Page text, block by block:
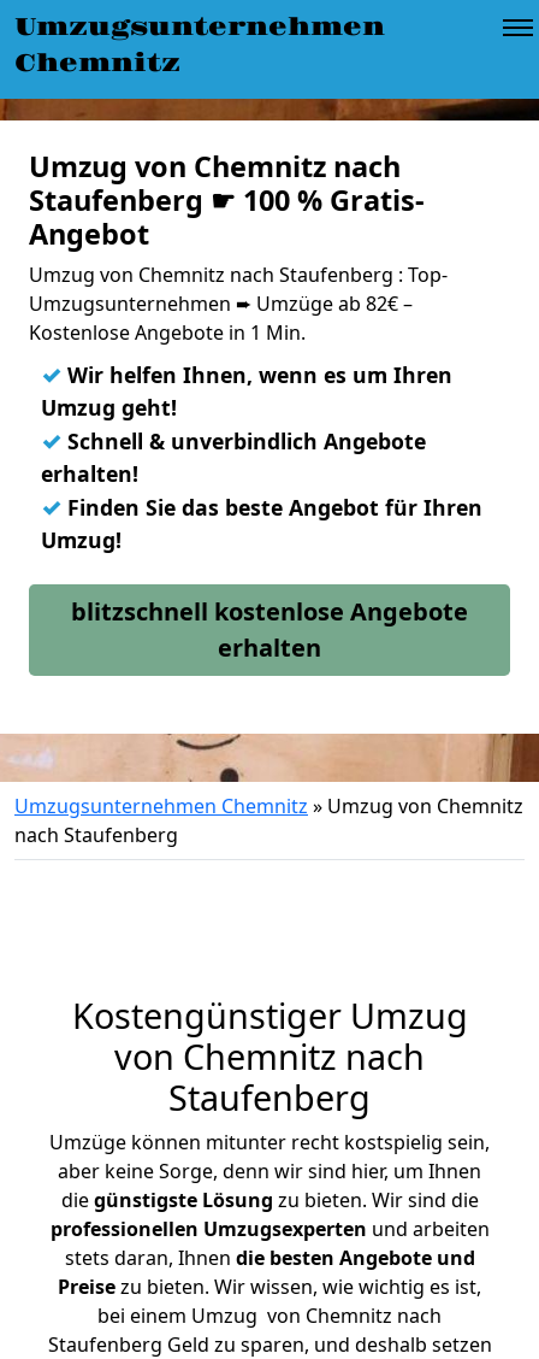
Umzugsunternehmen
Chemnitz
Umzug von Chemnitz nach
Staufenberg ☛ 100 % Gratis-
Angebot
Umzug von Chemnitz nach Staufenberg : Top-
Umzugsunternehmen ➨ Umzüge ab 82€ –
Kostenlose Angebote in 1 Min.
✓ Wir helfen Ihnen, wenn es um Ihren
Umzug geht!
✓ Schnell & unverbindlich Angebote
erhalten!
✓ Finden Sie das beste Angebot für Ihren
Umzug!
blitzschnell kostenlose Angebote
erhalten
Umzugsunternehmen Chemnitz » Umzug von Chemnitz
nach Staufenberg
Kostengünstiger Umzug
von Chemnitz nach
Staufenberg
Umzüge können mitunter recht kostspielig sein,
aber keine Sorge, denn wir sind hier, um Ihnen
diegünstigste Lösung zu bieten. Wir sind die
professionellen Umzugsexperten und arbeiten
stets daran, Ihnen die besten Angebote und
Preisezu bieten. Wir wissen, wie wichtig es ist,
bei einem Umzug von Chemnitz nach
Staufenberg Geld zu sparen, und deshalb setzen